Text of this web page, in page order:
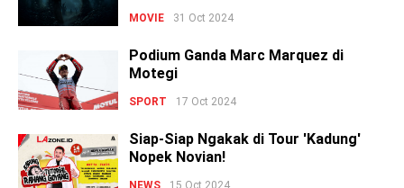
MOVIE 31 Oct 2024
Podium Ganda Marc Marquez di
Motegi
SPORT 17 Oct 2024
Siap-Siap Ngakak di Tour 'Kadung'
Nopek Novian!
NEWS 15 Oct 2024